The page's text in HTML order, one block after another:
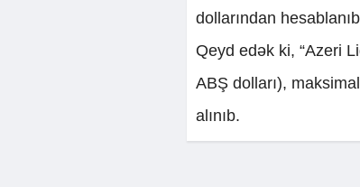
dollarından
Qeyd edək ki, “Azeri
ABŞ dolları),
alınıb.